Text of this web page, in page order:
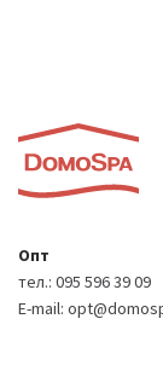
Опт
тел.: 095 596 39 09
E-mail: